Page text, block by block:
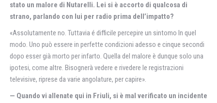
stato un malore di Nutarelli. Lei si è accorto di qualcosa di
strano, parlando con lui per radio prima dell’impatto?
«Assolutamente no. Tuttavia é difficile percepire un sintomo In quel
modo. Uno può essere in perfette condizioni adesso e cinque secondi
dopo esser già morto per infarto. Quella del malore è dunque solo una
ipotesi, come altre. Bisognerà vedere e rivedere le registrazioni
televisive, riprese da varie angolature, per capire».
— Quando vi allenate qui in Friuli, si è mal verificato un incidente